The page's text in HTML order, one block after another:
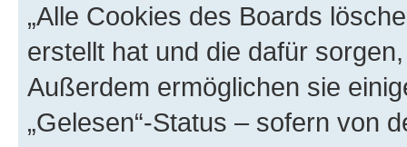
„Alle Cookies des Boards
erstellt hat und die dafür
Außerdem ermöglichen sie
„Gelesen“-Status – sofern von